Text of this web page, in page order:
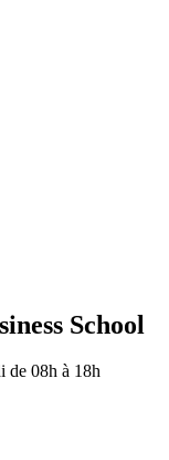
School
de 08h à 18h